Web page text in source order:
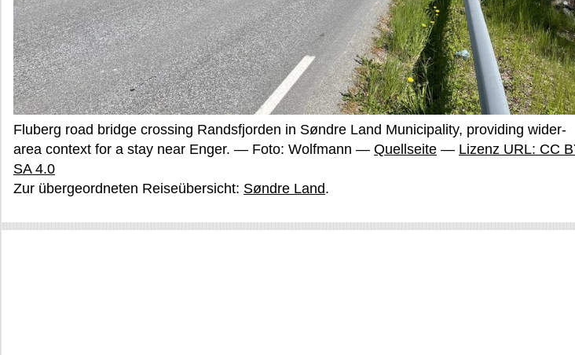
Fluberg road bridge crossing Randsfjorden in Søndre Land Municipality, providing wider-
area context for a stay near Enger. — Foto: Wolfmann — Quellseite — Lizenz URL: CC
SA 4.0
Zur übergeordneten Reiseübersicht: Søndre Land.